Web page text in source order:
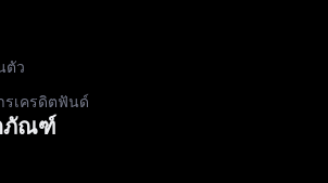
ตัว
รเครดิตฟันด์
ภัณฑ์